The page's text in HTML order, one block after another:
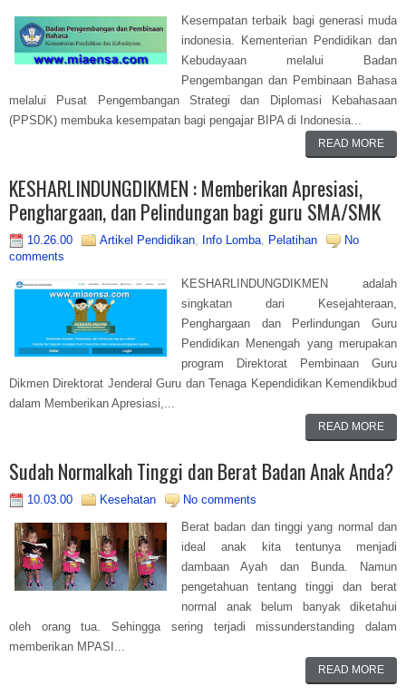
Kesempatan terbaik bagi generasi muda
indonesia. Kementerian Pendidikan dan
Kebudayaan melalui Badan
Pengembangan dan Pembinaan Bahasa
melalui Pusat Pengembangan Strategi dan Diplomasi Kebahasaan
(PPSDK) membuka kesempatan bagi pengajar BIPA di Indonesia...
READ MORE
KESHARLINDUNGDIKMEN : Memberikan Apresiasi,
Penghargaan, dan Pelindungan bagi guru SMA/SMK
10.26.00 Artikel Pendidikan, Info Lomba, Pelatihan
No
comments
KESHARLINDUNGDIKMEN adalah
singkatan dari Kesejahteraan,
Penghargaan dan Perlindungan Guru
Pendidikan Menengah yang merupakan
program Direktorat Pembinaan Guru
Dikmen Direktorat Jenderal Guru dan Tenaga Kependidikan Kemendikbud
dalam Memberikan Apresiasi,...
READ MORE
Sudah Normalkah Tinggi dan Berat Badan Anak Anda?
10.03.00 Kesehatan
No comments
Berat badan dan tinggi yang normal dan
ideal anak kita tentunya menjadi
dambaan Ayah dan Bunda. Namun
pengetahuan tentang tinggi dan berat
normal anak belum banyak diketahui
oleh orang tua. Sehingga sering terjadi missunderstanding dalam
memberikan MPASI...
READ MORE